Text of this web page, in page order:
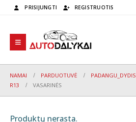
PRISIJUNGTI REGISTRUOTIS
NAMAI PARDUOTUVĖ PADANGU_DYDIS
R13
VASARINĖS
Produktų nerasta.